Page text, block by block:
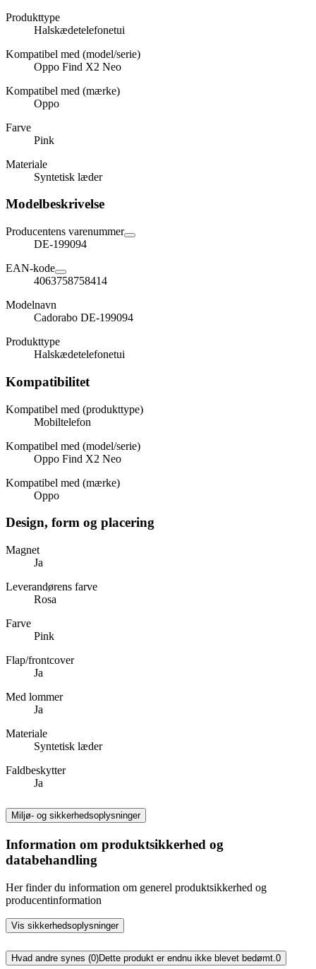
Produkttype
Halskædetelefonetui
Kompatibel med (model/serie)
Oppo Find X2 Neo
Kompatibel med (mærke)
Oppo
Farve
Pink
Materiale
Syntetisk læder
Modelbeskrivelse
Producentens varenummer
DE-199094
EAN-kode
4063758758414
Modelnavn
Cadorabo DE-199094
Produkttype
Halskædetelefonetui
Kompatibilitet
Kompatibel med (produkttype)
Mobiltelefon
Kompatibel med (model/serie)
Oppo Find X2 Neo
Kompatibel med (mærke)
Oppo
Design, form og placering
Magnet
Ja
Leverandørens farve
Rosa
Farve
Pink
Flap/frontcover
Ja
Med lommer
Ja
Materiale
Syntetisk læder
Faldbeskytter
Ja
Miljø- og sikkerhedsoplysninger
Information om produktsikkerhed og
databehandling
Her finder du information om generel produktsikkerhed og
producentinformation
Vis sikkerhedsoplysninger
Hvad andre synes (0)Dette produkt er endnu ikke blevet bedømt.0